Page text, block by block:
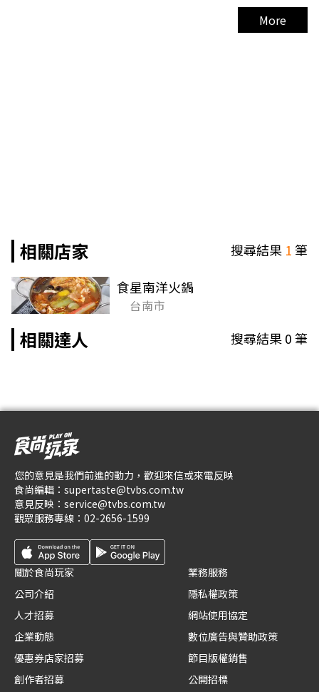
More
相關店家 搜尋結果 1筆
食星南洋火鍋
台南市
相關達人 搜尋結果0筆
您的意見是我們前進的動力，歡迎來信或來電反映
食尚編輯： supertaste@tvbs.com.tw
意見反映： service@tvbs.com.tw
觀眾服務專線： 02-2656-1599
關於食尚玩家
公司介紹
人才招募
企業動態
優惠券店家招募
創作者招募
業務服務
隱私權政策
網站使用協定
數位廣告與贊助政策
節目版權銷售
公開招標